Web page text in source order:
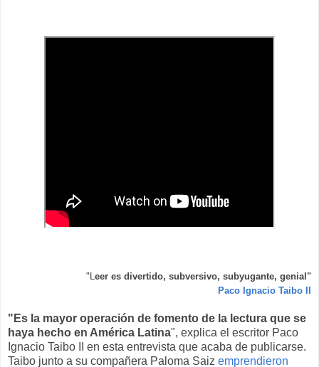
"L eer es divertido, subversivo, subyugante, genial"
Paco Ignacio Taibo II
"Es la mayor operación de fomento de la lectura que se
haya hecho en América Latina", explica el escritor Paco
Ignacio Taibo II en esta entrevista que acaba de publicarse.
Taibo junto a su compañera Paloma Saiz emprendieron